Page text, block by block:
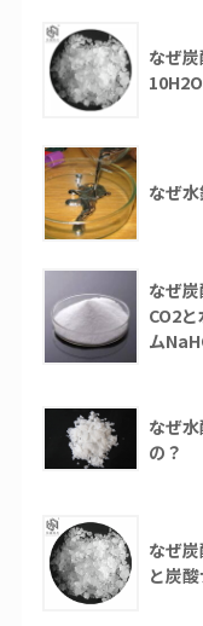
なぜ
なぜ
なぜ
CO2
ム
なぜ
の？
なぜ
と炭